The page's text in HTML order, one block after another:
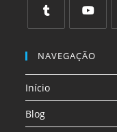
uma
aba
em
uma
aba
em
nova
aba
em
aba
NAVEGAÇÃO
Início
Blog